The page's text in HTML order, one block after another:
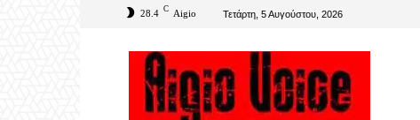
28.4 C Aigio Τετάρτη, 5 Αυγούστου, 2026